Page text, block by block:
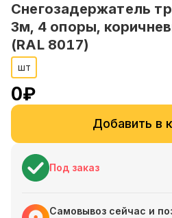
Снегозадержатель
3м, 4 опоры,
(RAL 8017)
шт
0₽
Добавить в
Под заказ
Самовывоз сейчас и